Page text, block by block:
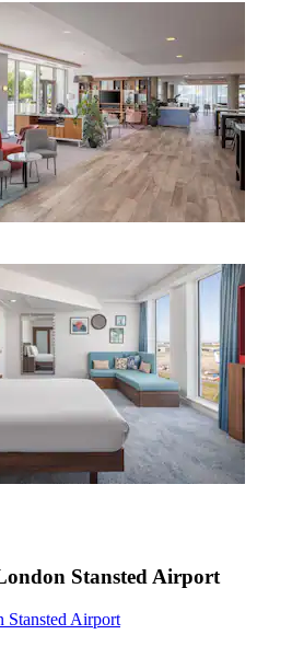
Stansted Airport
Airport